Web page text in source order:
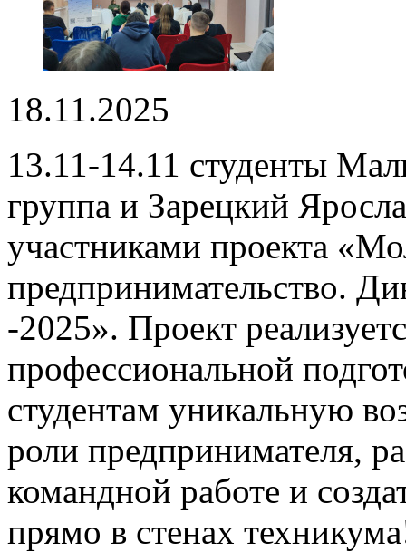
18.11.2025
13.11-14.11 студенты
группа и Зарецкий
участниками проекта
предпринимательство.
-2025». Проект
профессиональной
студентам уникальную
роли предпринимателя,
командной работе и
прямо в стенах